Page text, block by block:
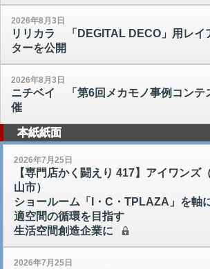
2026年8月3日
リリカラ 「DEGITAL DECO」用レイ
ターを公開
2026年8月3日
ニチベイ 「第6回メカモノ事例コンテ
催
本紙紙面
2026年7月25日
【専門店かく闘えり 417】アイワンズ
山市）
ショールーム「I・C・TPLAZA」を軸
適空間の循環を目指す
生活空間創造企業に
2026年7月25日